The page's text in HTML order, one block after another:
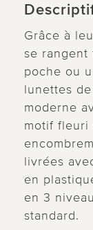
Grâce à
se rangent
poche ou
lunettes
moderne
motif fleuri
livrées
en
en 3
standard.